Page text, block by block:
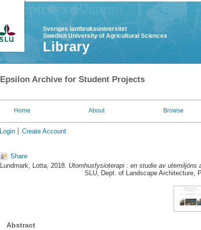
Sveriges lantbruksuniversitet
Swedish University of Agricultural Sciences
Library
Epsilon Archive for Student Projects
Home About Browse
Login Create Account
Share
Lundmark, Lotta, 2018. Utomhusfysioterapi : en studie av utemiljöns
SLU, Dept. of Landscape Architecture,
Abstract